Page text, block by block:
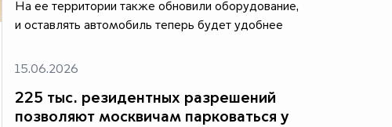
На ее территории также обновили оборудование,
и оставлять автомобиль теперь будет удобнее
15.06.2026
225 тыс. резидентных разрешений
позволяют москвичам парковаться у